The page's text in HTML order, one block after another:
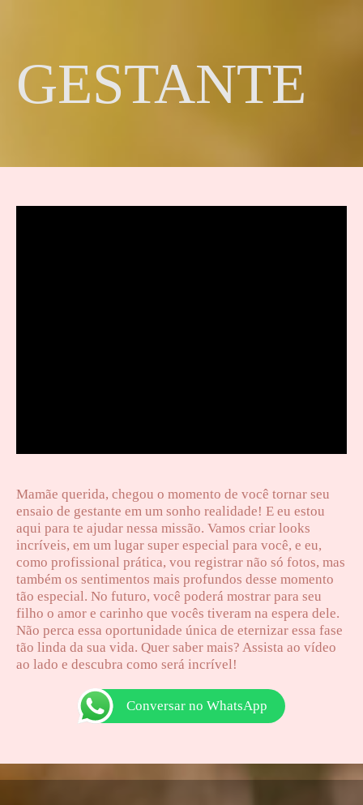
GESTANTE
Mamãe querida, chegou o momento de você tornar seu
ensaio de gestante em um sonho realidade! E eu estou
aqui para te ajudar nessa missão. Vamos criar looks
incríveis, em um lugar super especial para você, e eu,
como profissional prática, vou registrar não só fotos, mas
também os sentimentos mais profundos desse momento
tão especial. No futuro, você poderá mostrar para seu
filho o amor e carinho que vocês tiveram na espera dele.
Não perca essa oportunidade única de eternizar essa fase
tão linda da sua vida. Quer saber mais? Assista ao vídeo
ao lado e descubra como será incrível!
Conversar no WhatsApp